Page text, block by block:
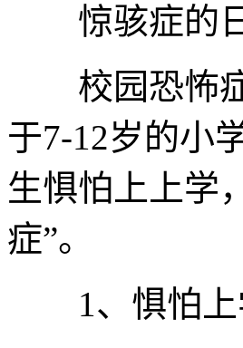
惊骇症的日
校园恐怖症
于7-12岁的小
生惧怕上上学
症”。
1、惧怕上